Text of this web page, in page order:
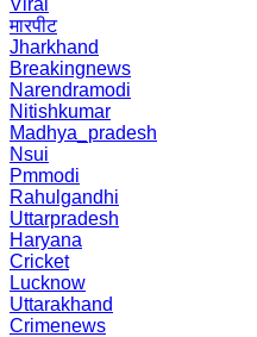
Viral
मारपीट
Jharkhand
Breakingnews
Narendramodi
Nitishkumar
Madhya_pradesh
Nsui
Pmmodi
Rahulgandhi
Uttarpradesh
Haryana
Cricket
Lucknow
Uttarakhand
Crimenews